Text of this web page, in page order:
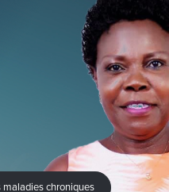
maladies chroniques